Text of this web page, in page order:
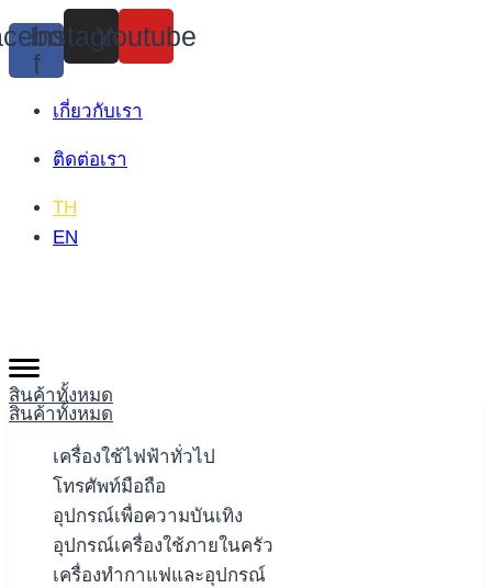
Skip
to
content
f
Instagram
Youtube
เกี่ยวกับเรา
ติดต่อเรา
TH
EN
สินค้าทั้งหมด
สินค้าทั้งหมด
เครื่องใช้ไฟฟ้าทั่วไป
โทรศัพท์มือถือ
อุปกรณ์เพื่อความบันเทิง
อุปกรณ์เครื่องใช้ภายในครัว
เครื่องทำกาแฟและอุปกรณ์